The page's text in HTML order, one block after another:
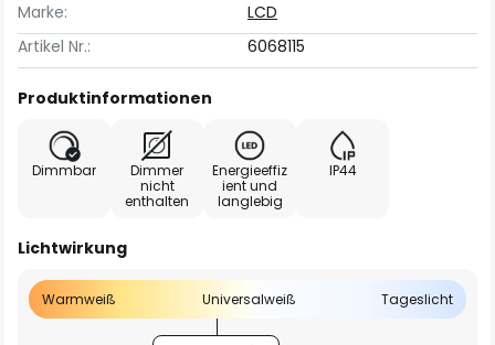
Marke:
LCD
Artikel Nr.:
6068115
Produktinformationen
Dimmbar
Dimmer
nicht
enthalten
Energieeffiz
ient und
langlebig
IP44
Lichtwirkung
Warmweiß Universalweiß Tageslicht